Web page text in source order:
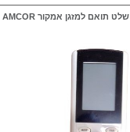
שלט תואם למזגן אמקור AMCOR